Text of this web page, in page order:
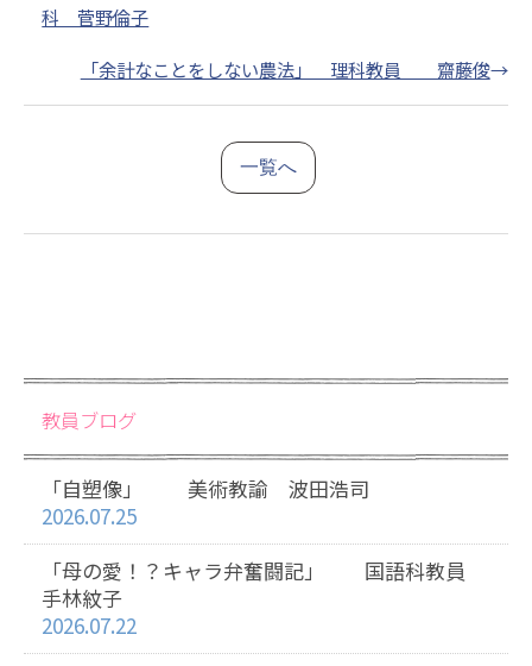
科 菅野倫子
「余計なことをしない農法」 理科教員 齋藤俊→
一覧へ
教員ブログ
「自塑像」 美術教諭 波田浩司
2026.07.25
「母の愛！？キャラ弁奮闘記」 国語科教員
手林紋子
2026.07.22